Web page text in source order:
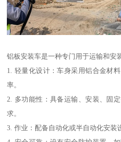
铝板安装车是一种专门用于运输和安
1. 轻量化设计：车身采用铝合金材
率。
2. 多功能性：具备运输、安装、固
求。
3. 作业：配备自动化或半自动化安装